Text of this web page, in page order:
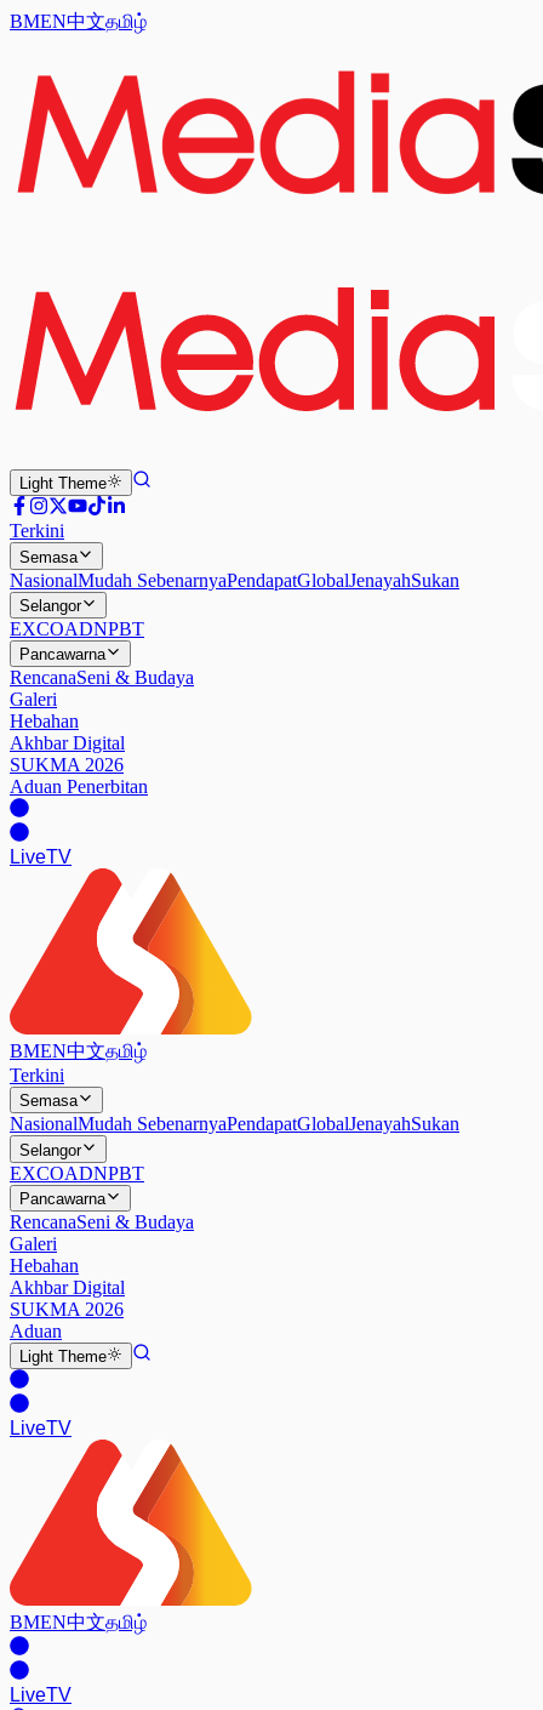
BMEN中文தமிழ்
Light Theme
Terkini
Semasa
NasionalMudah SebenarnyaPendapatGlobalJenayahSukan
Selangor
EXCOADNPBT
Pancawarna
RencanaSeni & Budaya
Galeri
Hebahan
Akhbar Digital
SUKMA 2026
Aduan Penerbitan
LiveTV
BMEN中文தமிழ்
Terkini
Semasa
NasionalMudah SebenarnyaPendapatGlobalJenayahSukan
Selangor
EXCOADNPBT
Pancawarna
RencanaSeni & Budaya
Galeri
Hebahan
Akhbar Digital
SUKMA 2026
Aduan
Light Theme
LiveTV
BMEN中文தமிழ்
LiveTV